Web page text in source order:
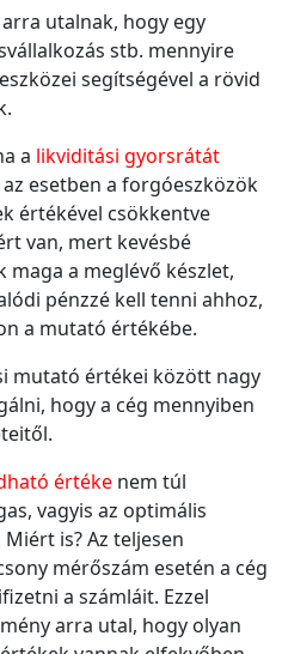
utalnak, hogy egy
stb. mennyire
segítségével a rövid
a likviditási gyorsrátát
esetben a forgóeszközök
értékével csökkentve
van, mert kevésbé
a meglévő készlet,
pénzzé kell tenni ahhoz,
a mutató értékébe.
mutató értékei között nagy
hogy a cég mennyiben
értéke nem túl
vagyis az optimális
is? Az teljesen
mérőszám esetén a cég
a számláit. Ezzel
arra utal, hogy olyan